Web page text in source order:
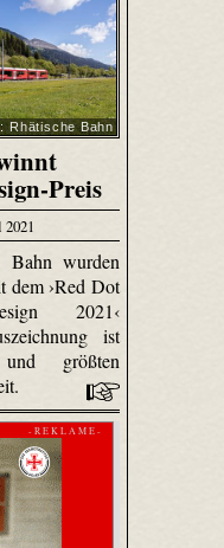
Rhätische Bahn
Preis
Bahn wurden
dem ›Red Dot
2021‹
ist
größten
- R E K L A M E -